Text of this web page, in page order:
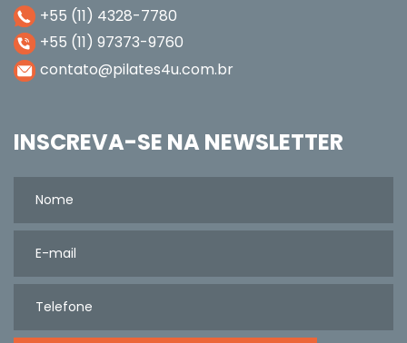
+55 (11) 4328-7780
+55 (11) 97373-9760
contato@pilates4u.com.br
INSCREVA-SE NA NEWSLETTER